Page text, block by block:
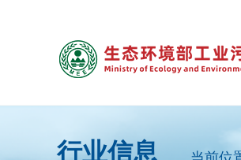
行业信息